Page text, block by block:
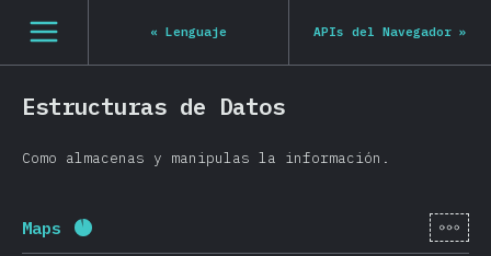
[es-ES] general.open_nav
« Lenguaje APIs del Navegador »
Estructuras de Datos
Como almacenas y manipulas la información.
Maps Porcentaje completado: [es-